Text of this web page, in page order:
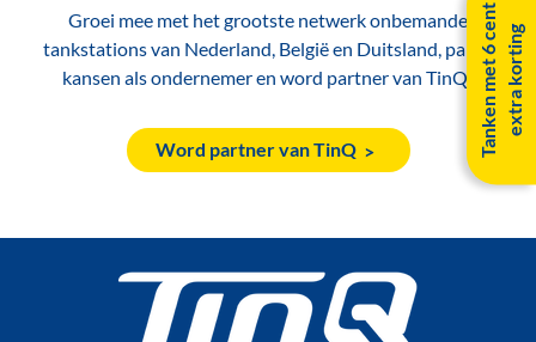
T
a
n
k
e
n
m
e
t
6
c
e
n
t
e
x
t
r
a
k
o
r
t
i
ng
Groei mee met het grootste netwerk onbemande
tankstations van Nederland, België en Duitsland, pak je
kansen als ondernemer en word partner van TinQ!
Word partner van TinQ